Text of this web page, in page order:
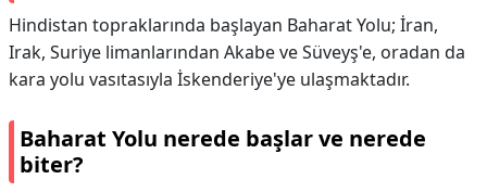
Hindistan topraklarında başlayan Baharat Yolu; İran,
Irak, Suriye limanlarından Akabe ve Süveyş'e, oradan da
kara yolu vasıtasıyla İskenderiye'ye ulaşmaktadır.
Baharat Yolu nerede başlar ve nerede
biter?